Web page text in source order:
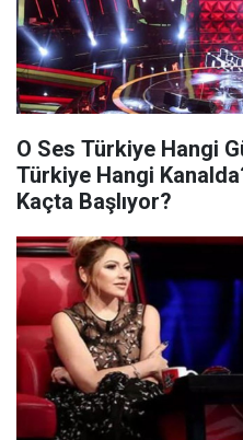
O Ses Türkiye Hangi
Türkiye Hangi
Kaçta Başlıyor?